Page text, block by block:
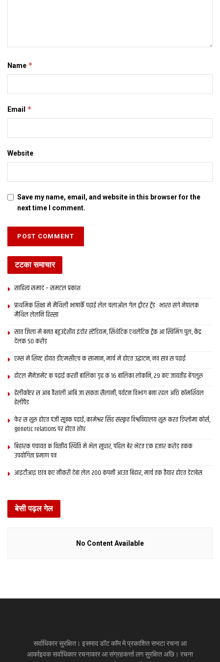
मुकदमा
इसमादक 10 साल : एकटा पैघ लकीर खींचबाक खिस्‍सा
NOVEMBER 9, 2019
Tags: bihar news darbhanga
latest maithili news
maithili newspaper
Name *
Email *
Website
Save my name, email, and website in this browser for the
next time I comment.
टटका समाचार
साहित्य समाद – समटल प्रकाश
प्राथमिक शि‍क्षा मे मैथि‍ली भाषाकेँ पढ़ाई लेल चलाओल गेल ट्वीटर ट्रेंड : भारत संगे नेपालक
मैथिल लेलनि हिस्सा
सात जिला मे बनत बहुउद्देशीय इंडोर स्‍टेडि‍यम, सिंथेटिक एथलेटिक ट्रेक आ स्विमिंग पुल, केंद्र
देलक 50 करोड़
एम्स मे शिफ्ट होयत डीएमसीएच क सामान, मार्च मे होएत उद्घाटन, नव सत्र स पढाई
होटल मैनेजमेंट क पढ़ाई करती बालिका गृह क 16 बालिका लोकनि, 29 कए जायतीह बेंगलुरु
हेलीकॉप्टर स आब वैशाली आबि जा सकता सैलानी, पर्यटन विभाग बना रहल अछि कॉमर्शियल
हेलीपैड
फेर स शुरू होएत पंजी सूत्रक पढाई, कामेश्वर सिंह संस्कृत विश्वविद्यालय शुरू करत डिप्लोमा कोर्स,
genetic relations पर होएत शोध
बिहारक पंचायत क वित्‍तीय स्थिति मे भेल सुधार, पहिल बेर भेटत एक हजार करोड़ तकक
उपयोगिता प्रमाण पत्र
आइटीआइ छात्र कए नौकरी देबा लेल 200 कंपनी आउत बिहार, मार्च तक तैयार होएत डेटाबेस
बेसी पढ़ल गेल
No Content Available
सर्वाधिकार सुरक्षित। इसमाद डॉट कॉम मे प्रकाशित सभटा रचना आ
आर्काइवक सर्वाधिकार रचनाकार आ संग्रहकर्त्ता लग सुरक्षित अछि। रचना